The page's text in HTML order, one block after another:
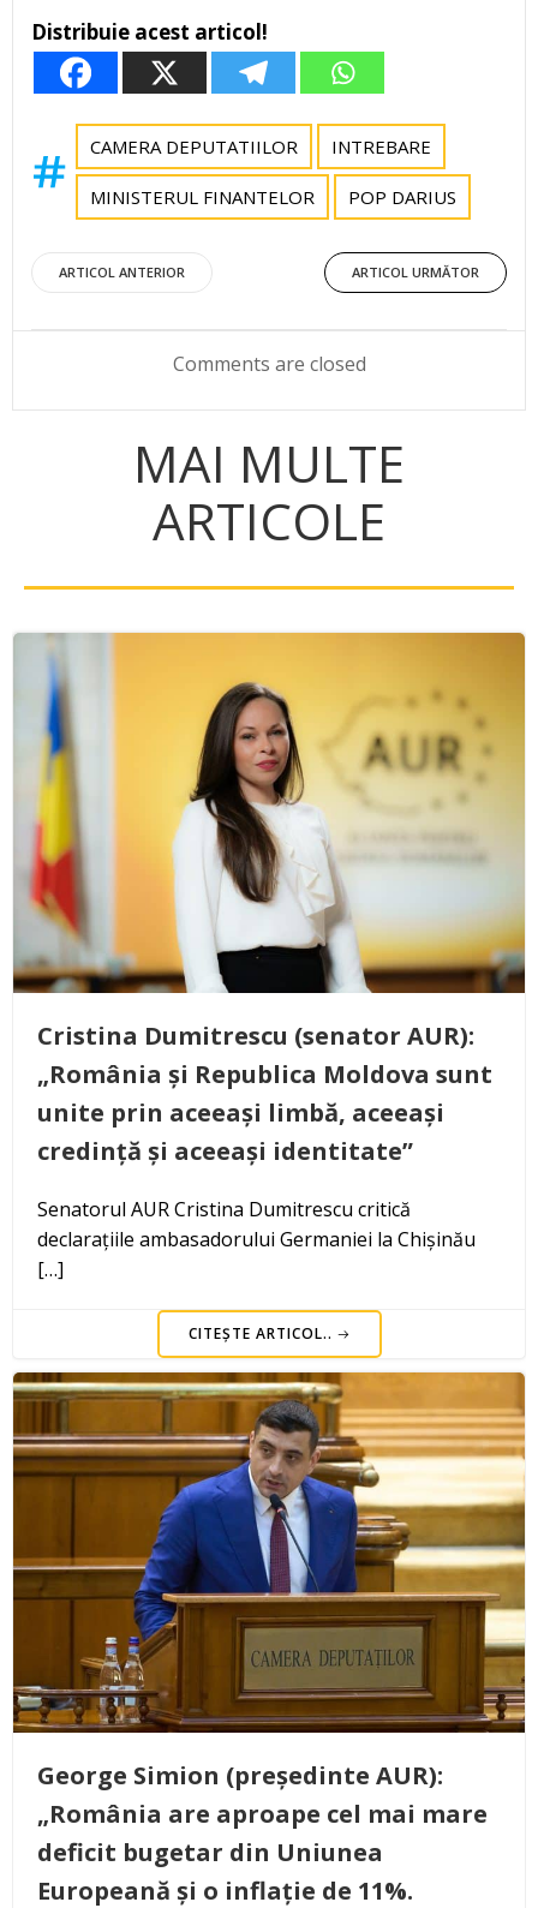
Distribuie acest articol!
CAMERA DEPUTATIILOR INTREBARE
MINISTERUL FINANTELOR POP DARIUS
Post
navigation
ARTICOL ANTERIOR
Post
navigation
ARTICOL URMĂTOR
Comments are closed
MAI MULTE
ARTICOLE
Cristina Dumitrescu (senator AUR):
„România și Republica Moldova sunt
unite prin aceeași limbă, aceeași
credință și aceeași identitate”
Senatorul AUR Cristina Dumitrescu critică
declarațiile ambasadorului Germaniei la Chișinău
[…]
CITEȘTE ARTICOL..
George Simion (președinte AUR):
„România are aproape cel mai mare
deficit bugetar din Uniunea
Europeană și o inflație de 11%.